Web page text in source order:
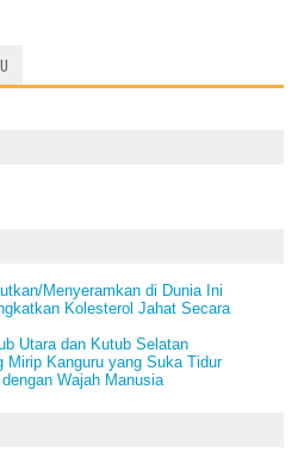
Menyeramkan di Dunia Ini
Kolesterol Jahat Secara
Utara dan Kutub Selatan
Mirip Kanguru yang Suka Tidur
Wajah Manusia